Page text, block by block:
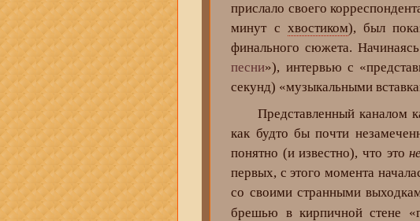
прислало своего
минут с хвостиком), был
финального сюжета.
песни»), интервью с
секунд) «музыкальными
Представленный каналом
как будто бы почти
понятно (и известно), что это
первых, с этого момента
со своими странными
брешью в кирпичной стене